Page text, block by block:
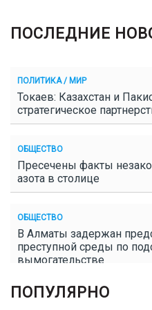
ПОСЛЕДНИЕ
ПОЛИТИКА / МИР
Токаев: Казахстан и
стратегическое
ОБЩЕСТВО
Пресечены факты
азота в столице
ОБЩЕСТВО
В Алматы задержан
преступной среды по
вымогательстве
ОБЩЕСТВО
ПОПУЛЯРНО